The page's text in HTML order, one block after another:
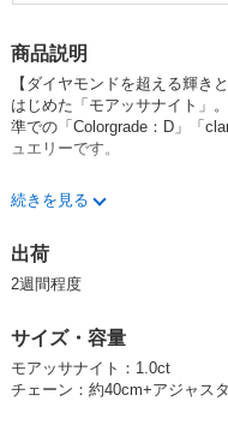
商品説明
【ダイヤモンドを超える輝き
はじめた「モアッサナイト」
準での「Colorgrade：D」「
ュエリーです。
【普段使いも出来る最高級ジ
なので、ダイヤと同等に傷つ
く、汚れにくいため、常に最
用できます。5層ものプラチナ
【5大特典付き】鑑定書、ギャ
続きを見る
出荷
2週間程度
サイズ・容量
モアッサナイト：1.0ct
チェーン：約40cm+アジャス